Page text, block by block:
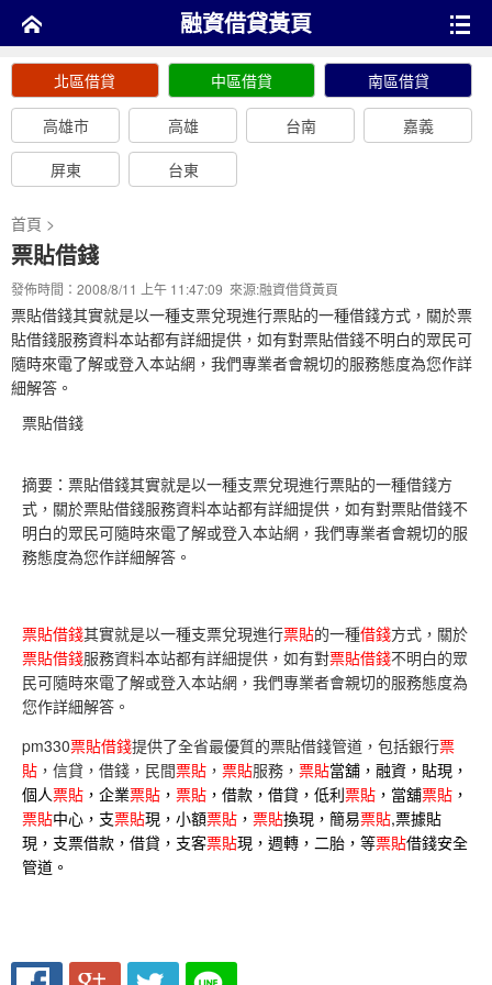
融資借貸黃頁
北區借貸 中區借貸 南區借貸
高雄市 高雄 台南
嘉義
屏東
台東
首頁 >
票貼借錢
發佈時間：2008/8/11 上午 11:47:09 來源:融資借貸黃頁
票貼借錢其實就是以一種支票兌現進行票貼的一種借錢方式，關於票
貼借錢服務資料本站都有詳細提供，如有對票貼借錢不明白的眾民可
隨時來電了解或登入本站網，我們專業者會親切的服務態度為您作詳
細解答。
票貼借錢
摘要：票貼借錢其實就是以一種支票兌現進行票貼的一種借錢方
式，關於票貼借錢服務資料本站都有詳細提供，如有對票貼借錢不
明白的眾民可隨時來電了解或登入本站網，我們專業者會親切的服
務態度為您作詳細解答。
票貼借錢其實就是以一種支票兌現進行票貼的一種借錢方式，關於
票貼借錢服務資料本站都有詳細提供，如有對票貼借錢不明白的眾
民可隨時來電了解或登入本站網，我們專業者會親切的服務態度為
您作詳細解答。
pm330票貼借錢提供了全省最優質的票貼借錢管道，包括銀行票
貼 ，信貸，借錢，民間票貼 ， 票貼服務， 票貼當舖，融資，貼現，
個人票貼 ，企業票貼 ， 票貼 ，借款，借貸，低利票貼 ，當舖票貼 ，
票貼中心，支票貼現，小額票貼 ， 票貼換現，簡易票貼,票據貼
現，支票借款，借貸，支客票貼現，週轉，二胎，等票貼借錢安全
管道。